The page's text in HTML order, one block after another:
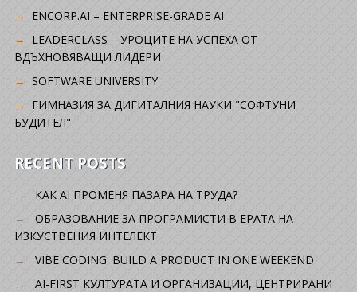
ENCORP.AI – ENTERPRISE-GRADE AI
LEADERCLASS – УРОЦИТЕ НА УСПЕХА ОТ
ВДЪХНОВЯВАЩИ ЛИДЕРИ
SOFTWARE UNIVERSITY
ГИМНАЗИЯ ЗА ДИГИТАЛНИЯ НАУКИ "СОФТУНИ
БУДИТЕЛ"
RECENT POSTS
КАК AI ПРОМЕНЯ ПАЗАРА НА ТРУДА?
ОБРАЗОВАНИЕ ЗА ПРОГРАМИСТИ В ЕРАТА НА
ИЗКУСТВЕНИЯ ИНТЕЛЕКТ
VIBE CODING: BUILD A PRODUCT IN ONE WEEKEND
AI-FIRST КУЛТУРАТА И ОРГАНИЗАЦИИ, ЦЕНТРИРАНИ